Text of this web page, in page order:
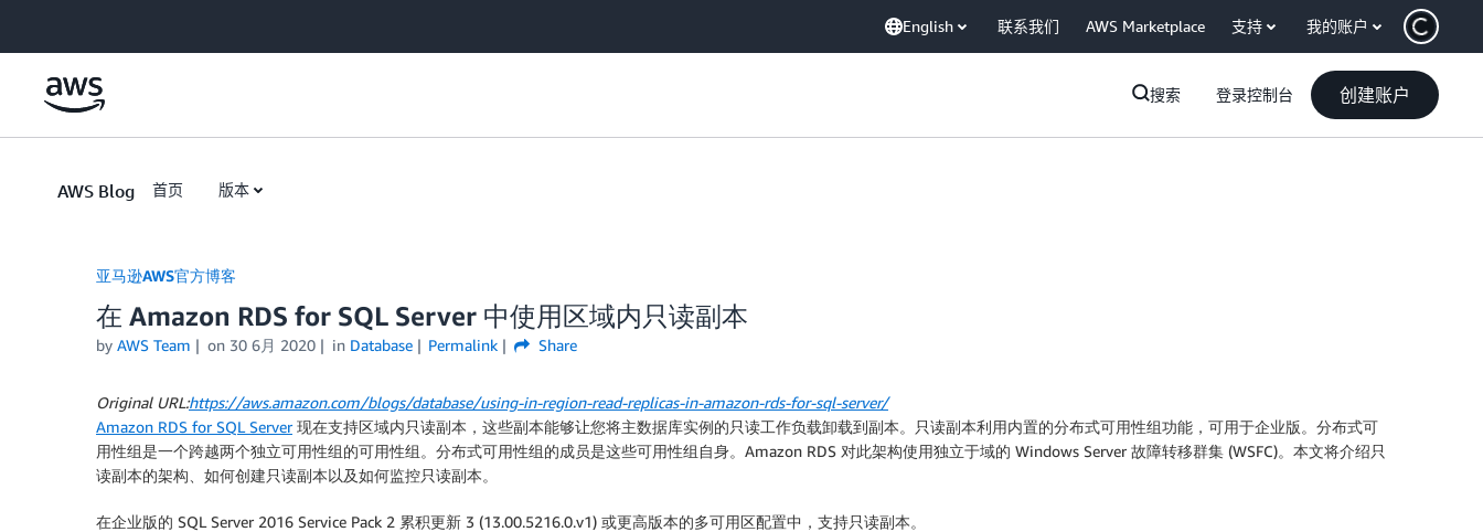
English 联系我们 AWS Marketplace 支持 我的账户
搜索 登录控制台 创建账户
AWS Blog 首页 版本
亚马逊AWS官方博客
在 Amazon RDS for SQL Server 中使用区域内只读副本
by AWS Team on 30 6月 2020 in Database Permalink Share
Original URL:https://aws.amazon.com/blogs/database/using-in-region-read-replicas-in-amazon-rds-for-sql-server/
Amazon RDS for SQL Server现在支持区域内只读副本，这些副本能够让您将主数据库实例的只读工作负载卸载到副本。只读副本利用内置的分布式可用性组功能，可用于企业版。分布式可
用性组是一个跨越两个独立可用性组的可用性组。分布式可用性组的成员是这些可用性组自身。Amazon RDS 对此架构使用独立于域的 Windows Server 故障转移群集 (WSFC)。本文将介绍只
读副本的架构、如何创建只读副本以及如何监控只读副本。
在企业版的 SQL Server 2016 Service Pack 2 累积更新 3 (13.00.5216.0.v1) 或更高版本的多可用区配置中，支持只读副本。